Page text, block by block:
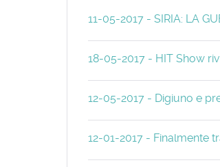
11-05-2017 - SIRIA: LA
18-05-2017 - HIT Show
12-05-2017 - Digiuno e
12-01-2017 - Finalmente